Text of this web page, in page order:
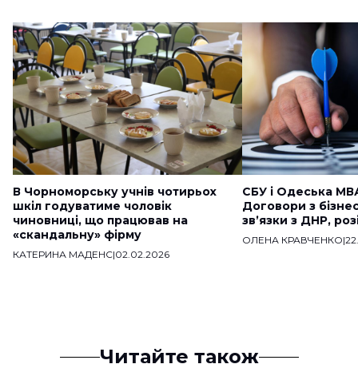
В Чорноморську учнів чотирьох
шкіл годуватиме чоловік
чиновниці, що працював на
«скандальну» фірму
КАТЕРИНА МАДЕНС|02.02.2026
СБУ і Одеська
Договори з
звʼязки з ДНР,
ОЛЕНА КРАВЧЕНКО|
Читайте також